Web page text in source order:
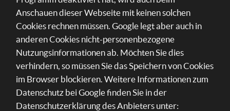
Anschauen dieser Webseite mit keinen solchen
Cookies rechnen müssen. Google legt aber auch in
anderen Cookies nicht-personenbezogene
Nutzungsinformationen ab. Möchten Sie dies
verhindern, so müssen Sie das Speichern von Cookies
im Browser blockieren. Weitere Informationen zum
Datenschutz bei Google finden Sie in der
Datenschutzerklärung des Anbieters unter: